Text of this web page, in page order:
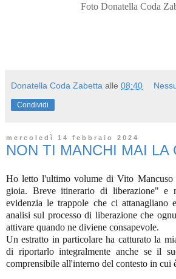
Foto Donatella Coda
Donatella Coda Zabetta alle 08:40
Condividi
mercoledì 14 febbraio 2024
NON TI MANCHI MAI LA
Ho letto l'ultimo volume di Vito
gioia. Breve itinerario di liberazione" e
evidenzia le trappole che ci attanagliano
analisi sul processo di liberazione che
attivare quando ne diviene consapevole.
Un estratto in particolare ha catturato la
di riportarlo integralmente anche se il
comprensibile all'interno del contesto in cui